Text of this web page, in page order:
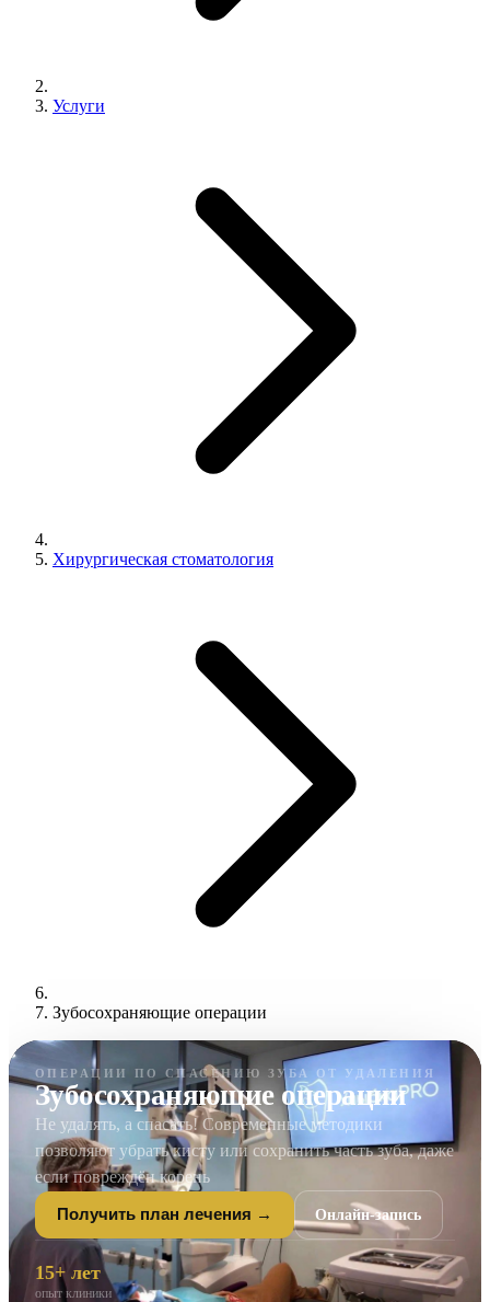
Услуги
Хирургическая стоматология
Зубосохраняющие операции
ОПЕРАЦИИ ПО СПАСЕНИЮ ЗУБА ОТ УДАЛЕНИЯ
Зубосохраняющие операции
Не удалять, а спасать! Современные методики
позволяют убрать кисту или сохранить часть зуба, даже
если повреждён корень
Получить план лечения → Онлайн-запись
15+ лет
опыт клиники